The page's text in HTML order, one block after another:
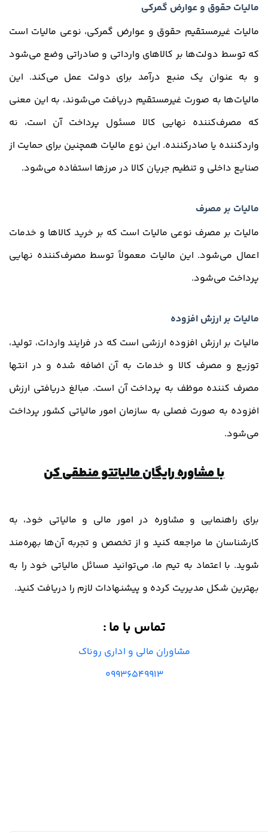
مالیات حقوق و عوارض گمرکی
مالیات غیرمستقیم حقوق و عوارض گمرکی، نوعی مالیات است
که توسط دولت‌ها بر کالاهای وارداتی و صادراتی وضع می‌شود
و به عنوان یک منبع درآمد برای دولت عمل می‌کند. این
مالیات‌ها به صورت غیرمستقیم دریافت می‌شوند، به این معنی
که مصرف‌کننده نهایی کالا مسئول پرداخت آن است، نه
واردکننده یا صادرکننده. این نوع مالیات همچنین برای حمایت از
صنایع داخلی و تنظیم جریان کالا در مرزها استفاده می‌شود.
مالیات بر مصرف
مالیات بر مصرف نوعی مالیات است که بر خرید کالاها و خدمات
اعمال می‌شود. این مالیات معمولاً توسط مصرف‌کننده نهایی
پرداخت می‌شود.
مالیات بر ارزش افزوده
مالیات بر ارزش افزوده ارزشی است که در فرایند واردات، تولید،
توزیع و مصرف کالا و خدمات به آن اضافه شده و در انتها
مصرف کننده موظف به پرداخت آن است. مبالغ دریافتی ارزش
افزوده به صورت فصلی به سازمان امور مالیاتی کشور پرداخت
می‌شود.
با مشاوره رایگان مالیاتتو منطقی کن
برای راهنمایی و مشاوره در امور مالی و مالیاتی خود، به
کارشناسان ما مراجعه کنید و از تخصص و تجربه آن‌ها بهره‌مند
شوید. با اعتماد به تیم ما، می‌توانید مسائل مالیاتی خود را به
بهترین شکل مدیریت کرده و پیشنهادات لازم را دریافت کنید.
تماس با ما:
مشاوران مالی و اداری روناک
09936549913